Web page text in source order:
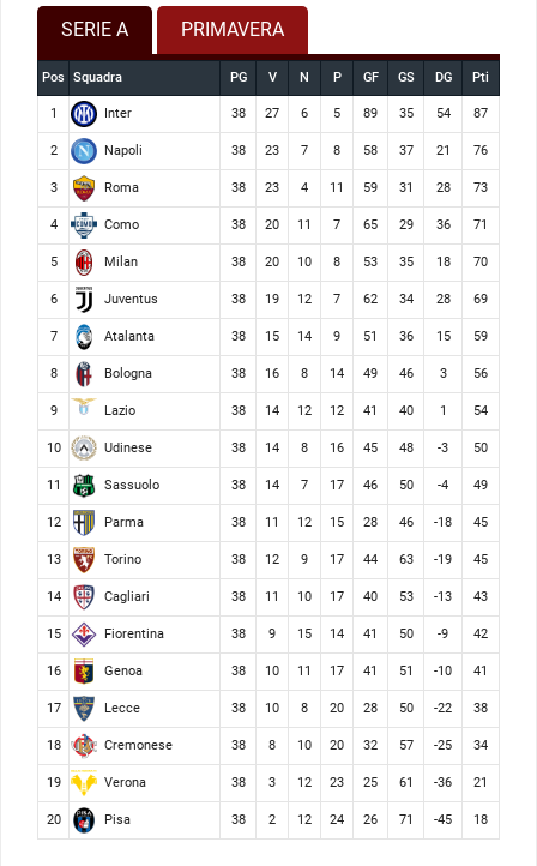
SERIE A PRIMAVERA
Pos Squadra PG V N P GF GS DG Pti
1 Inter 38 27 6 5 89 35 54 87
2 Napoli 38 23 7 8 58 37 21 76
3 Roma 38 23 4 11 59 31 28 73
4 Como 38 20 11 7 65 29 36 71
5 Milan 38 20 10 8 53 35 18 70
6 Juventus 38 19 12 7 62 34 28 69
7 Atalanta 38 15 14 9 51 36 15 59
8 Bologna 38 16 8 14 49 46 3 56
9 Lazio 38 14 12 12 41 40 1 54
10 Udinese 38 14 8 16 45 48 -3 50
11 Sassuolo 38 14 7 17 46 50 -4 49
12 Parma 38 11 12 15 28 46 -18 45
13 Torino 38 12 9 17 44 63 -19 45
14 Cagliari 38 11 10 17 40 53 -13 43
15 Fiorentina 38 9 15 14 41 50 -9 42
16 Genoa 38 10 11 17 41 51 -10 41
17 Lecce 38 10 8 20 28 50 -22 38
18 Cremonese 38 8 10 20 32 57 -25 34
19 Verona 38 3 12 23 25 61 -36 21
20 Pisa 38 2 12 24 26 71 -45 18